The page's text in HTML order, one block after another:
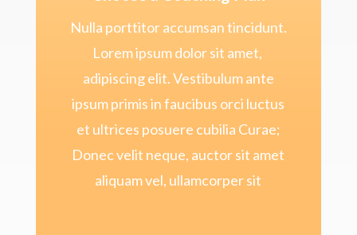
Nulla porttitor accumsan tincidunt.
Lorem ipsum dolor sit amet,
adipiscing elit. Vestibulum ante
ipsum primis in faucibus orci luctus
et ultrices posuere cubilia Curae;
Donec velit neque, auctor sit amet
aliquam vel, ullamcorper sit